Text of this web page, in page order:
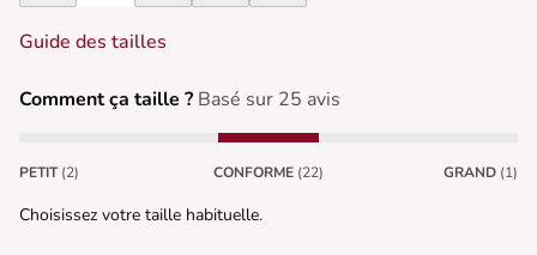
Guide des tailles
Comment ça taille ? Basé sur 25 avis
PETIT (2) CONFORME (22) GRAND (1)
Choisissez votre taille habituelle.